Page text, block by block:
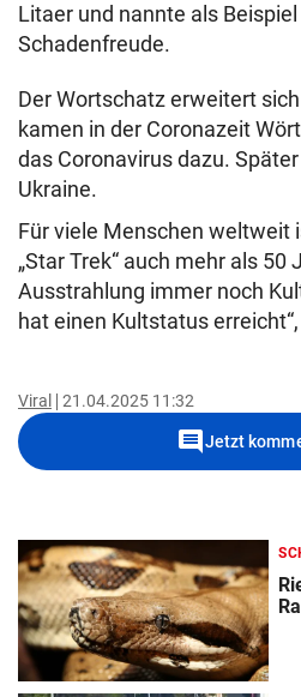
Litaer und nannte als
Schadenfreude.
Der Wortschatz erweitert
kamen in der Coronazeit
das Coronavirus dazu.
Ukraine.
Für viele Menschen weltweit
„Star Trek“ auch mehr als
Ausstrahlung immer noch
hat einen Kultstatus
Viral 21.04.2025 11:32
commentJetzt